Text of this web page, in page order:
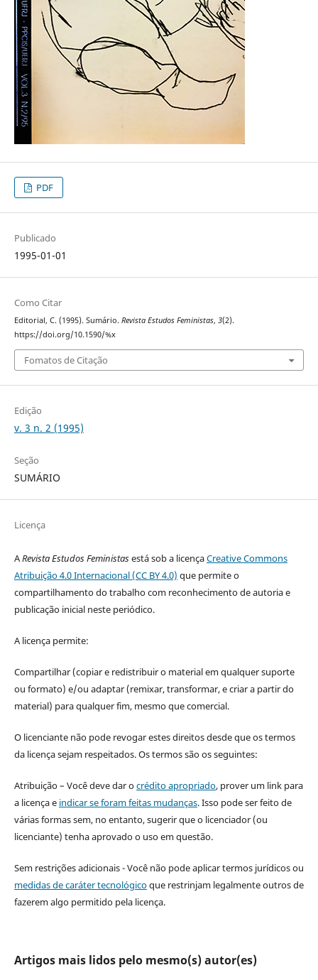
PDF
Publicado
1995-01-01
Como Citar
Editorial, C. (1995). Sumário. Revista Estudos Feministas, 3(2).
https://doi.org/10.1590/%x
Fomatos de Citação
Edição
v. 3 n. 2 (1995)
Seção
SUMÁRIO
Licença
ARevista Estudos Feministasestá sob a licençaCreative Commons
Atribuição 4.0 Internacional (CC BY 4.0) que permite o
compartilhamento do trabalho com reconhecimento de autoria e
publicação inicial neste periódico.
A licença permite:
Compartilhar (copiar e redistribuir o material em qualquer suporte
ou formato) e/ou adaptar (remixar, transformar, e criar a partir do
material) para qualquer fim, mesmo que comercial.
O licenciante não pode revogar estes direitos desde que os termos
da licença sejam respeitados. Os termos são os seguintes:
Atribuição – Você deve dar ocrédito apropriado, prover um link para
a licença e indicar se foram feitas mudanças. Isso pode ser feito de
várias formas sem, no entanto, sugerir que o licenciador (ou
licenciante) tenha aprovado o uso em questão.
Sem restrições adicionais - Você não pode aplicar termos jurídicos ou
medidas de caráter tecnológicoque restrinjam legalmente outros de
fazerem algo permitido pela licença.
Artigos mais lidos pelo mesmo(s) autor(es)